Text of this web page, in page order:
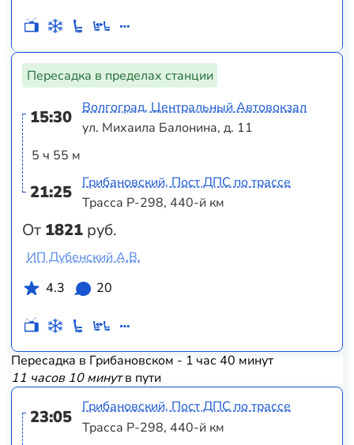
Пересадка в пределах станции
15:30
5 ч 55 м
21:25
От 1821 руб.
Волгоград, Центральный Автовокзал
ул. Михаила Балонина, д. 11
Грибановский, Пост ДПС по трассе
Трасса Р-298, 440-й км
ИП Дубенский А.В.
4.3
20
Пересадка в Грибановском - 1 час 40 минут
11 часов 10 минутв пути
23:05
Грибановский, Пост ДПС по трассе
Трасса Р-298, 440-й км